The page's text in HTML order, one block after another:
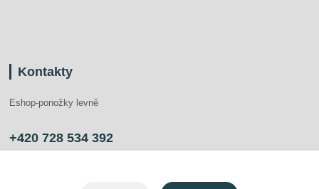
Kontakty
Eshop-ponožky levně
+420 728 534 392